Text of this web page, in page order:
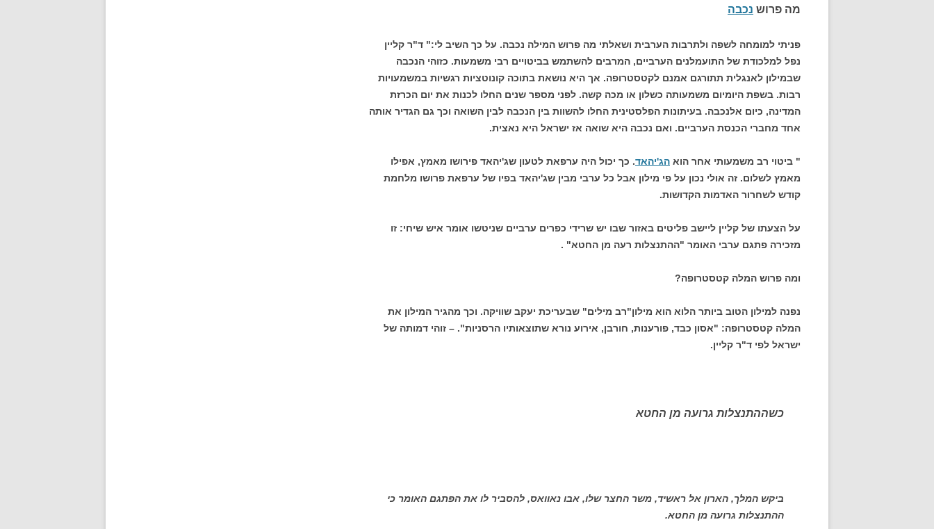
מה פרוש נכבה
פניתי למומחה לשפה ולתרבות הערבית ושאלתי מה פרוש המילה נכבה. על כך השיב לי:" ד"ר קליין
נפל למלכודת של התועמלנים הערביים, המרבים להשתמש בביטויים רבי משמעות. כזוהי הנכבה
שבמילון לאנגלית תתורגם אמנם לקטסטרופה. אך היא נושאת בתוכה קונוטציות רגשיות במשמעויות
רבות. בשפת היומיום משמעותה כשלון או מכה קשה. לפני מספר שנים החלו לכנות את יום הכרזת
המדינה, כיום אלנכבה. בעיתונות הפלסטינית החלו להשוות בין הנכבה לבין השואה וכך גם הגדיר אותה
אחד מחברי הכנסת הערביים. ואם נכבה היא שואה אז ישראל היא נאצית.
" ביטוי רב משמעותי אחר הוא הג'יהאד. כך יכול היה ערפאת לטעון שג'יהאד פירושו מאמץ, אפילו
מאמץ לשלום. זה אולי נכון על פי מילון אבל כל ערבי מבין שג'יהאד בפיו של ערפאת פרושו מלחמת
קודש לשחרור האדמות הקדושות.
על הצעתו של קליין ליישב פליטים באזור שבו יש שרידי כפרים ערביים שניטשו אומר איש שיחי: זו
מזכירה פתגם ערבי האומר "ההתנצלות רעה מן החטא" .
ומה פרוש המלה קטסטרופה?
נפנה למילון הטוב ביותר הלוא הוא מילון"רב מילים" שבעריכת יעקב שוויקה. וכך מהגיר המילון את
המלה קטסטרופה: "אסון כבד, פורענות, חורבן, אירוע נורא שתוצאותיו הרסניות". – זוהי דמותה של
ישראל לפי ד"ר קליין.
כשההתנצלות גרועה מן החטא
ביקש המלך, הארון אל ראשיד, משר החצר שלו, אבו נאוואס, להסביר לו את הפתגם האומר כי
ההתנצלות גרועה מן החטא.